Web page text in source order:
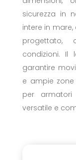
sicurezza in
intere in
progettato,
condizioni.
garantire
e ampie zone
per
versatile e